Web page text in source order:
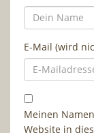
E-Mail (wird
Meinen
Website in